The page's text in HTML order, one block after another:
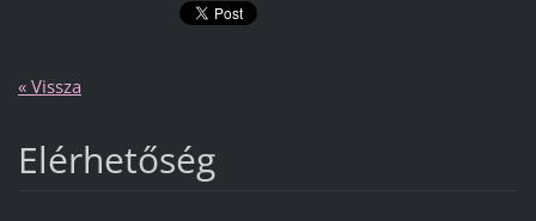
« Vissza
Elérhetőség